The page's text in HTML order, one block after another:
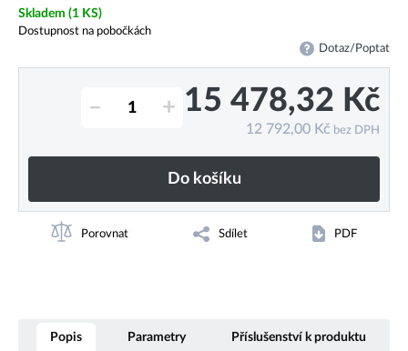
Skladem (1 KS)
Dostupnost na pobočkách
Dotaz/Poptat
– + 15 478,32 Kč
12 792,00 Kč bez DPH
Do košíku
Porovnat Sdílet PDF
Popis Parametry Příslušenství k produktu